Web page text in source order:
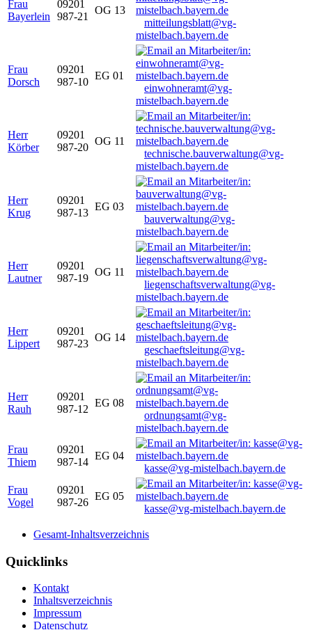
Frau
Bayerlein
09201
987-21
OG 13
mitteilungsblatt@vg-
mistelbach.bayern.de
Frau
Dorsch
09201
987-10
EG 01
einwohneramt@vg-
mistelbach.bayern.de
Herr
Körber
09201
987-20
OG 11
technische.bauverwaltung@vg-
mistelbach.bayern.de
Herr
Krug
09201
987-13
EG 03
bauverwaltung@vg-
mistelbach.bayern.de
Herr
Lautner
09201
987-19
OG 11
liegenschaftsverwaltung@vg-
mistelbach.bayern.de
Herr
Lippert
09201
987-23
OG 14
geschaeftsleitung@vg-
mistelbach.bayern.de
Herr
Rauh
09201
987-12
EG 08
ordnungsamt@vg-
mistelbach.bayern.de
Frau
Thiem
09201
987-14
EG 04
kasse@vg-mistelbach.bayern.de
Frau
Vogel
09201
987-26
EG 05
kasse@vg-mistelbach.bayern.de
Gesamt-Inhaltsverzeichnis
Quicklinks
Kontakt
Inhaltsverzeichnis
Impressum
Datenschutz